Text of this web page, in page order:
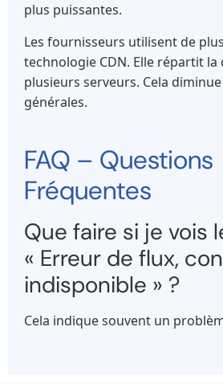
plus puissantes.
Les fournisseurs utilisent de
technologie CDN. Elle répartit la
plusieurs serveurs. Cela
générales.
FAQ – Questions
Fréquentes
Que faire si je vois
« Erreur de flux,
indisponible » ?
Cela indique souvent un